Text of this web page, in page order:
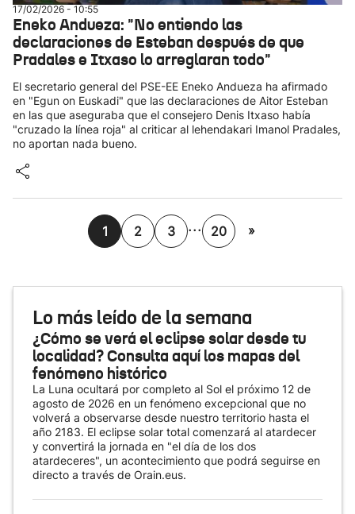
17/02/2026 - 10:55
Eneko Andueza: "No entiendo las
declaraciones de Esteban después de que
Pradales e Itxaso lo arreglaran todo"
El secretario general del PSE-EE Eneko Andueza ha afirmado
en "Egun on Euskadi" que las declaraciones de Aitor Esteban
en las que aseguraba que el consejero Denis Itxaso había
"cruzado la línea roja" al criticar al lehendakari Imanol Pradales,
no aportan nada bueno.
1 2 3 ... 20 »
Lo más leído de la semana
¿Cómo se verá el eclipse solar desde tu
localidad? Consulta aquí los mapas del
fenómeno histórico
La Luna ocultará por completo al Sol el próximo 12 de
agosto de 2026 en un fenómeno excepcional que no
volverá a observarse desde nuestro territorio hasta el
año 2183. El eclipse solar total comenzará al atardecer
y convertirá la jornada en "el día de los dos
atardeceres", un acontecimiento que podrá seguirse en
directo a través de Orain.eus.